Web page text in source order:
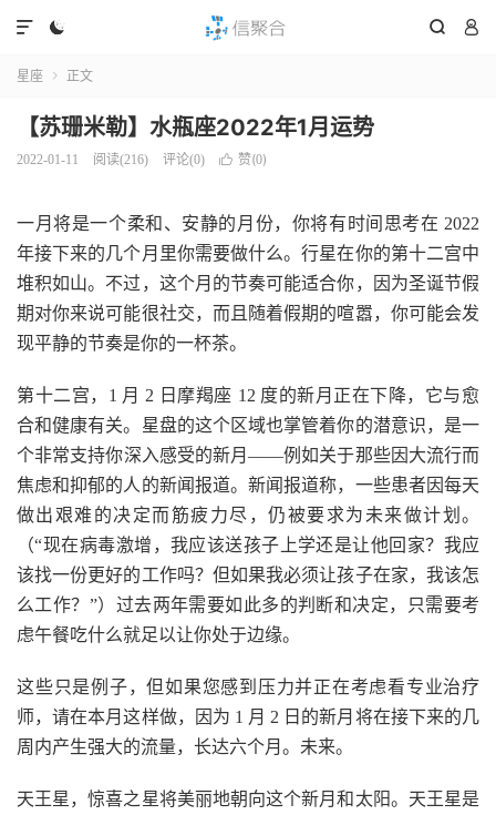
  

星座  正文
【苏珊米勒】水瓶座2022年1月运势
2022-01-11 阅读(216) 评论(0)  赞(0)
一月将是一个柔和、安静的月份，你将有时间思考在 2022
年接下来的几个月里你需要做什么。行星在你的第十二宫中
堆积如山。不过，这个月的节奏可能适合你，因为圣诞节假
期对你来说可能很社交，而且随着假期的喧嚣，你可能会发
现平静的节奏是你的一杯茶。
第十二宫，1 月 2 日摩羯座 12 度的新月正在下降，它与愈
合和健康有关。星盘的这个区域也掌管着你的潜意识，是一
个非常支持你深入感受的新月——例如关于那些因大流行而
焦虑和抑郁的人的新闻报道。新闻报道称，一些患者因每天
做出艰难的决定而筋疲力尽，仍被要求为未来做计划。
（“现在病毒激增，我应该送孩子上学还是让他回家？我应
该找一份更好的工作吗？但如果我必须让孩子在家，我该怎
么工作？”）过去两年需要如此多的判断和决定，只需要考
虑午餐吃什么就足以让你处于边缘。
这些只是例子，但如果您感到压力并正在考虑看专业治疗
师，请在本月这样做，因为 1 月 2 日的新月将在接下来的几
周内产生强大的流量，长达六个月。未来。
天王星，惊喜之星将美丽地朝向这个新月和太阳。天王星是